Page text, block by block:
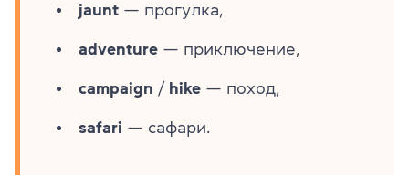
jaunt — прогулка,
adventure — приключение,
campaign / hike — поход,
safari — сафари.